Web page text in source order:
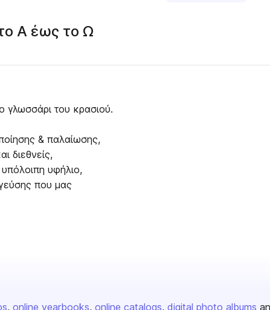
Α έως το Ω
γλωσσάρι του κρασιού.
& παλαίωσης,
διεθνείς,
γεύσης που μας
online yearbooks online catalogs digital photo albums